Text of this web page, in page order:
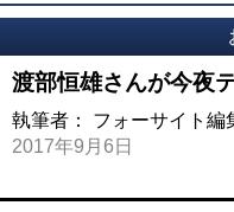
渡部恒雄さんが今夜
執筆者： フォーサイト編
2017年9月6日